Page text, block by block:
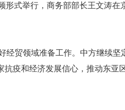
形式举行，商务部部长王文涛在
经贸领域准备工作。中方继续坚
抗疫和经济发展信心，推动东亚